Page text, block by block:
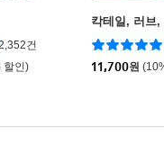
건
할인)
칵테일, 러브,
11,700원